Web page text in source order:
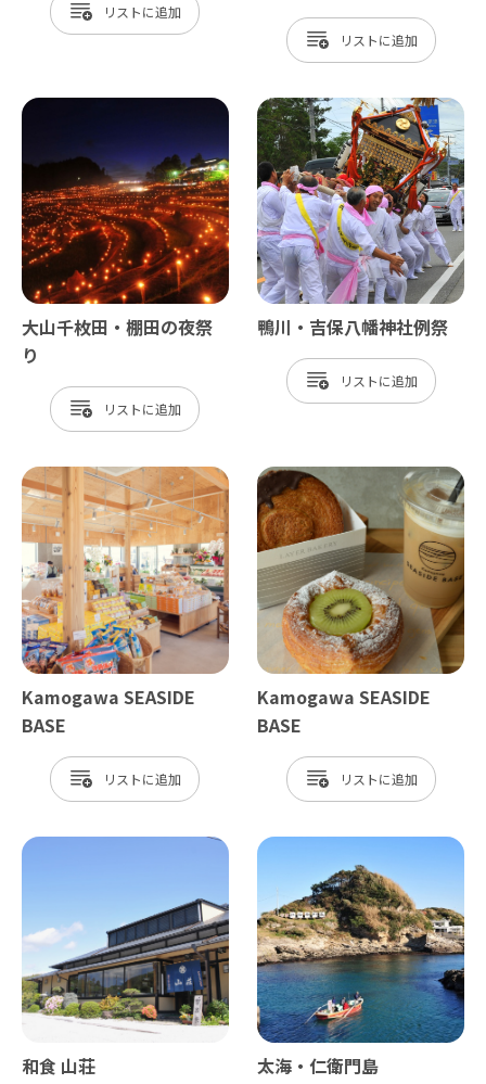
リスト
リスト
大山千枚田・棚田の夜祭
り
リスト
鴨川・吉保八幡神社例祭
リスト
Kamogawa SEASIDE
BASE
リスト
Kamogawa SEASIDE
BASE
リスト
和食 山荘 太海・仁衛門島